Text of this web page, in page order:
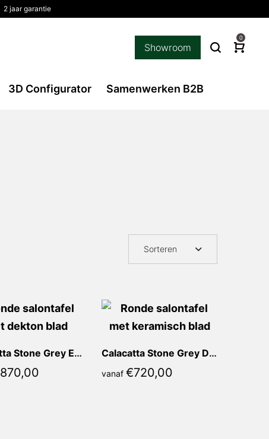
2 jaar garantie
Showroom
0
3D Configurator Samenwerken B2B
Sorteren
Calacatta Stone Grey Emma Rond
870,00
Calacatta Stone Grey Donya Rond
vanaf €720,00